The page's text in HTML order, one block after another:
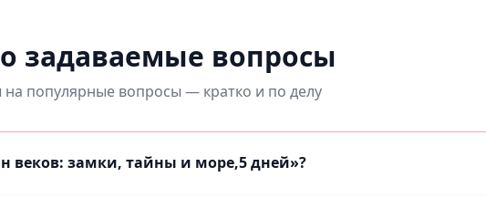
задаваемые вопросы
на популярные вопросы — кратко и по делу
веков: замки, тайны и море,5 дней»?